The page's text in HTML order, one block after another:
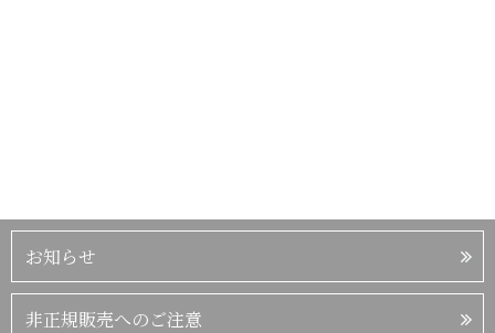
お知らせ
非正規販売へのご注意